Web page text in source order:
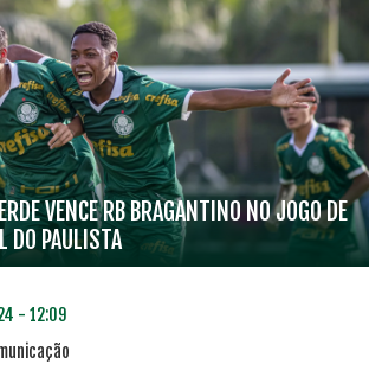
VENCE RB BRAGANTINO NO JOGO DE
DO PAULISTA
- 12:09